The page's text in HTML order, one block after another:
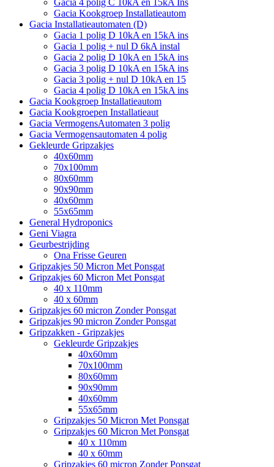
Gacia 4 polig C 10kA en 15kA Ins
Gacia Kookgroep Installatieautom
Gacia Installatieautomaten (D)
Gacia 1 polig D 10kA en 15kA ins
Gacia 1 polig + nul D 6kA instal
Gacia 2 polig D 10kA en 15kA ins
Gacia 3 polig D 10kA en 15kA ins
Gacia 3 polig + nul D 10kA en 15
Gacia 4 polig D 10kA en 15kA ins
Gacia Kookgroep Installatieautom
Gacia Kookgroepen Installatieaut
Gacia VermogensAutomaten 3 polig
Gacia Vermogensautomaten 4 polig
Gekleurde Gripzakjes
40x60mm
70x100mm
80x60mm
90x90mm
40x60mm
55x65mm
General Hydroponics
Geni Viagra
Geurbestrijding
Ona Frisse Geuren
Gripzakjes 50 Micron Met Ponsgat
Gripzakjes 60 Micron Met Ponsgat
40 x 110mm
40 x 60mm
Gripzakjes 60 micron Zonder Ponsgat
Gripzakjes 90 micron Zonder Ponsgat
Gripzakken - Gripzakjes
Gekleurde Gripzakjes
40x60mm
70x100mm
80x60mm
90x90mm
40x60mm
55x65mm
Gripzakjes 50 Micron Met Ponsgat
Gripzakjes 60 Micron Met Ponsgat
40 x 110mm
40 x 60mm
Gripzakjes 60 micron Zonder Ponsgat